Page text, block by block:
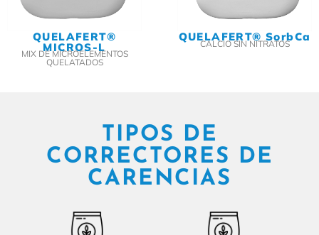
QUELAFERT®
MICROS-L
MIX DE MICROELEMENTOS
QUELATADOS
QUELAFERT® SorbCa
CALCIO SIN NITRATOS
TIPOS DE
CORRECTORES DE
CARENCIAS